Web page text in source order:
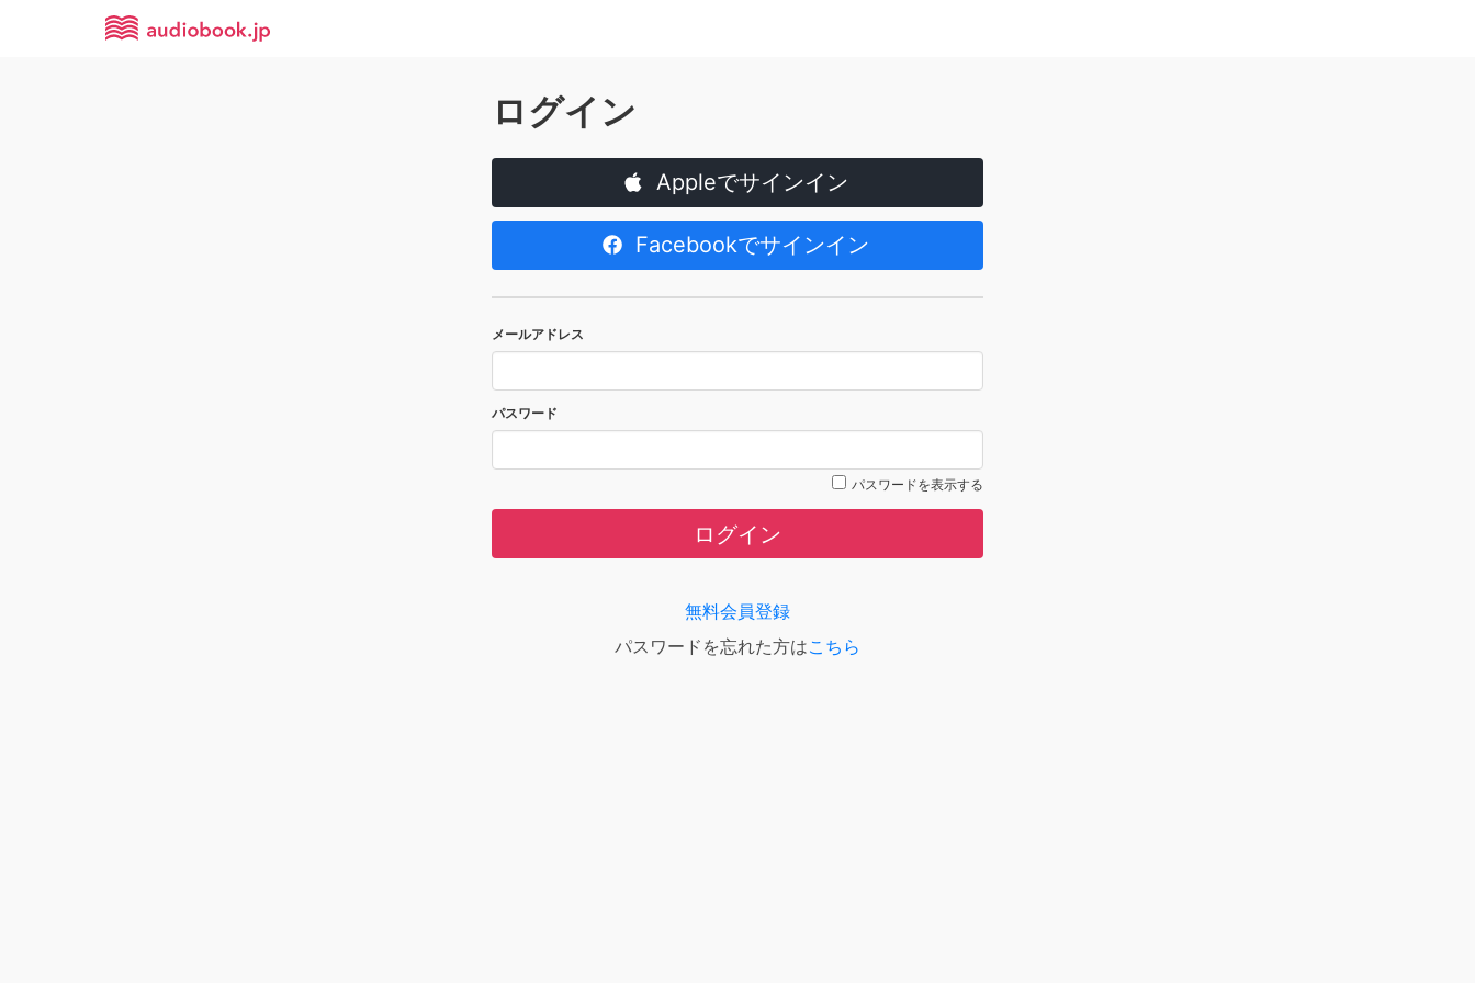
ログイン
Appleでサインイン
Facebookでサインイン
メールアドレス
パスワード
パスワードを表示する
ログイン
無料会員登録
パスワードを忘れた方はこちら